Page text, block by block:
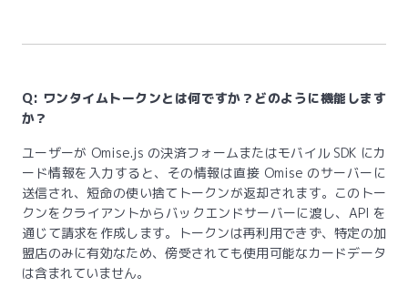
Q: ワンタイムトークンとは何ですか？どのように機能します
か？
ユーザーが Omise.js の決済フォームまたはモバイル SDK にカ
ード情報を入力すると、その情報は直接 Omise のサーバーに
送信され、短命の使い捨てトークンが返却されます。このトー
クンをクライアントからバックエンドサーバーに渡し、API を
通じて請求を作成します。トークンは再利用できず、特定の加
盟店のみに有効なため、傍受されても使用可能なカードデータ
は含まれていません。